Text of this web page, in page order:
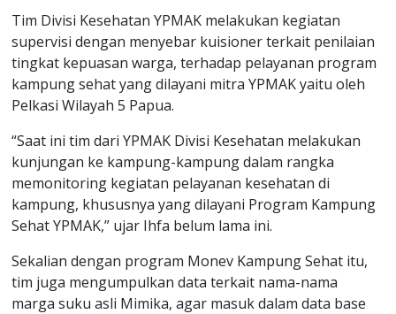
Tim Divisi Kesehatan YPMAK melakukan kegiatan
supervisi dengan menyebar kuisioner terkait penilaian
tingkat kepuasan warga, terhadap pelayanan program
kampung sehat yang dilayani mitra YPMAK yaitu oleh
Pelkasi Wilayah 5 Papua.
“Saat ini tim dari YPMAK Divisi Kesehatan melakukan
kunjungan ke kampung-kampung dalam rangka
memonitoring kegiatan pelayanan kesehatan di
kampung, khususnya yang dilayani Program Kampung
Sehat YPMAK,” ujar Ihfa belum lama ini.
Sekalian dengan program Monev Kampung Sehat itu,
tim juga mengumpulkan data terkait nama-nama
marga suku asli Mimika, agar masuk dalam data base